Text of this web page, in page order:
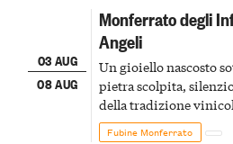
03 AUG
08 AUG
Monferrato degli
Angeli
Un gioiello nascosto
pietra scolpita,
della tradizione
Fubine Monferrato